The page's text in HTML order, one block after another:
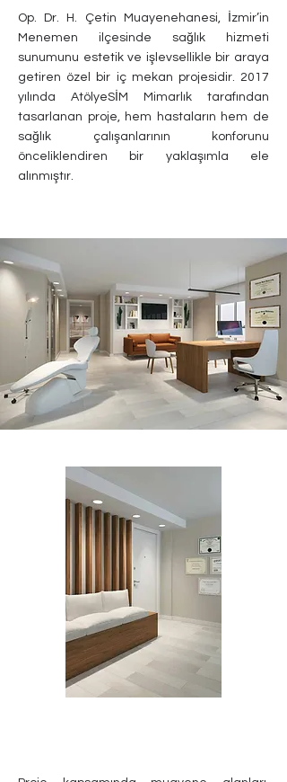
Op. Dr. H. Çetin Muayenehanesi, İzmir’in
Menemen ilçesinde sağlık hizmeti
sunumunu estetik ve işlevsellikle bir araya
getiren özel bir iç mekan projesidir. 2017
yılında AtölyeSİM Mimarlık tarafından
tasarlanan proje, hem hastaların hem de
sağlık çalışanlarının konforunu
önceliklendiren bir yaklaşımla ele
alınmıştır.